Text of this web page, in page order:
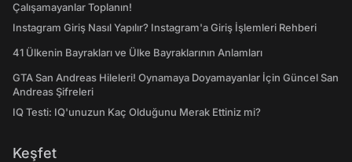
Çalışamayanlar Toplanın!
Instagram Giriş Nasıl Yapılır? Instagram'a Giriş İşlemleri Rehberi
41 Ülkenin Bayrakları ve Ülke Bayraklarının Anlamları
GTA San Andreas Hileleri! Oynamaya Doyamayanlar İçin Güncel San
Andreas Şifreleri
IQ Testi: IQ'unuzun Kaç Olduğunu Merak Ettiniz mi?
Keşfet